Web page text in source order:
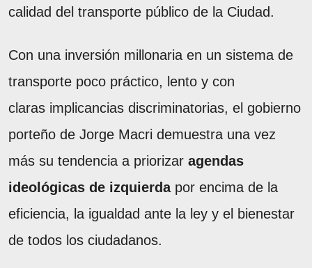
calidad del transporte público de la Ciudad.
Con una inversión millonaria en un sistema de
transporte poco práctico, lento y con
claras implicancias discriminatorias, el gobierno
porteño de Jorge Macri demuestra una vez
más su tendencia a priorizar agendas
ideológicas de izquierdapor encima de la
eficiencia, la igualdad ante la ley y el bienestar
de todos los ciudadanos.